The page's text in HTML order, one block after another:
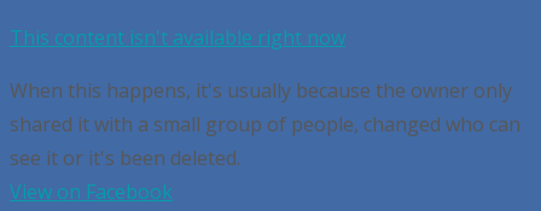
This content isn't available right now
When this happens, it's usually because the owner only
shared it with a small group of people, changed who can
see it or it's been deleted.
View on Facebook